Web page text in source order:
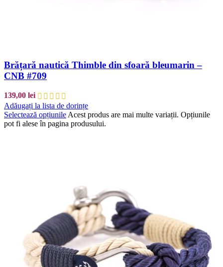
Brățară nautică Thimble din sfoară bleumarin –
CNB #709
139,00 lei
Adăugați la lista de dorințe
Selectează opțiunile Acest produs are mai multe variații. Opțiunile
pot fi alese în pagina produsului.